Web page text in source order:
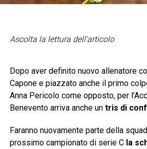
Ascolta la lettura dell'articolo
Dopo aver definito nuovo allenatore
Capone e piazzato anche il primo
Anna Pericolo come opposto, per
Benevento arriva anche un tris di
Faranno nuovamente parte della
prossimo campionato di serie C la